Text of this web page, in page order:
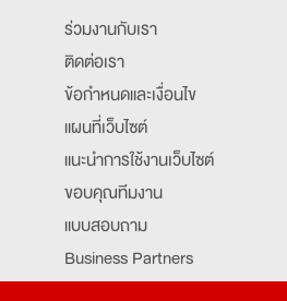
ร่วมงานกับเรา
ติดต่อเรา
ข้อกำหนดและเงื่อนไข
แผนที่เว็บไซต์
แนะนำการใช้งานเว็บไซต์
ขอบคุณทีมงาน
แบบสอบถาม
Business Partners